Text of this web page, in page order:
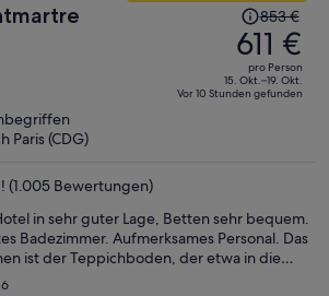
Der
Preis
betrug
853 €,
jetzt
Person
853 €
611 €
pro Person
15. Okt.–19. Okt.
Vor 10 Stunden gefunden
Paris (CDG)
(1.005 Bewertungen)
in sehr guter Lage, Betten sehr bequem.
Badezimmer. Aufmerksames Personal. Das
ist der Teppichboden, der etwa in die